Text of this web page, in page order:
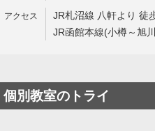
JR札沼線 八軒より 徒
JR函館本線(小樽～旭
個別教室のトライ